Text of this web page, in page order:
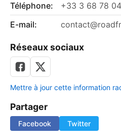
Téléphone:
+33 3 68 78
E-mail:
Réseaux sociaux
Mettre à jour cette information
Partager
Facebook Twitter